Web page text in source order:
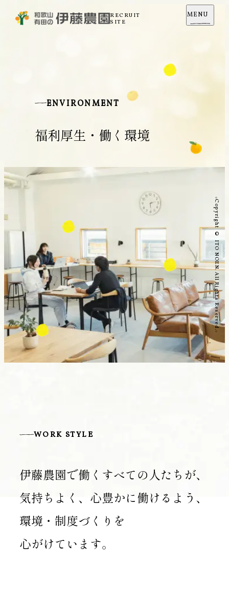
RECRUIT
SITE
MENU
ENVIRONMENT
福利厚生・働く環境
Copyright © ITO NOEN. All Rights Reserved.
WORK STYLE
伊藤農園で働くすべての人たちが、
気持ちよく、心豊かに働けるよう、
環境・制度づくりを
心がけています。